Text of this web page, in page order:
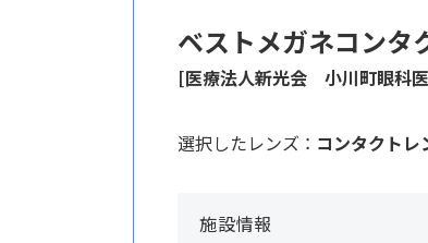
ベストメガネコンタ
[医療法人新光会 小川町眼科
選択したレンズ ： コンタクト
施設情報